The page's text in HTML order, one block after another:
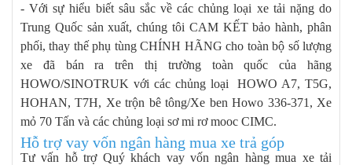
- Với sự hiểu biết sâu sắc về các chủng loại xe tải nặng do
Trung Quốc sản xuất, chúng tôi CAM KẾT bảo hành, phân
phối, thay thế phụ tùng CHÍNH HÃNG cho toàn bộ số lượng
xe đã bán ra trên thị trường toàn quốc của hãng
HOWO/SINOTRUK với các chủng loại HOWO A7, T5G,
HOHAN, T7H, Xe trộn bê tông/Xe ben Howo 336-371, Xe
mỏ 70 Tấn và các chủng loại sơ mi rơ mooc CIMC.
Hỗ trợ vay vốn ngân hàng mua xe trả góp
Tư vấn hỗ trợ Quý khách vay vốn ngân hàng mua xe tải